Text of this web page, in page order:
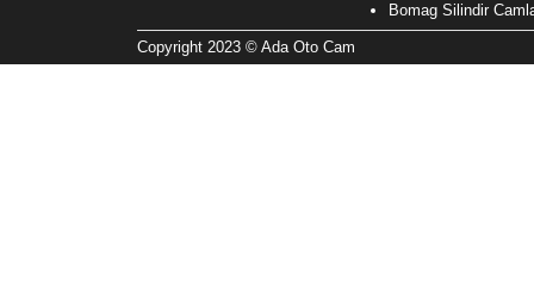
Bomag Silindir
Copyright 2023 © Ada Oto Cam